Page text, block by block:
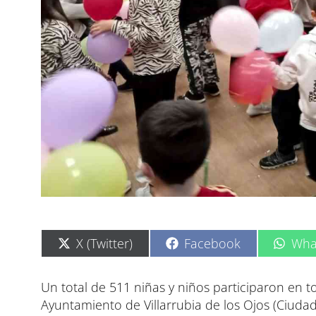
C
o
p
a
r
X (Twitter) C
o
p
a
r
Facebook C
o
a
r
Un total de 511 niñas y niños participaron en
Ayuntamiento de Villarrubia de los Ojos